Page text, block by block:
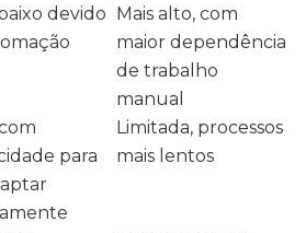
devido Mais alto, com
maior dependência
de trabalho
manual
para
Limitada, processos
mais lentos